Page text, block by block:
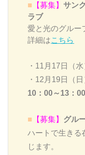
■ 【募集】サン
ラブ
愛と光のグルー
詳細はこちら
・11月17日（
・12月19日（
10：00～13：00
■ 【募集】 グル
ハートで生きる
じます。